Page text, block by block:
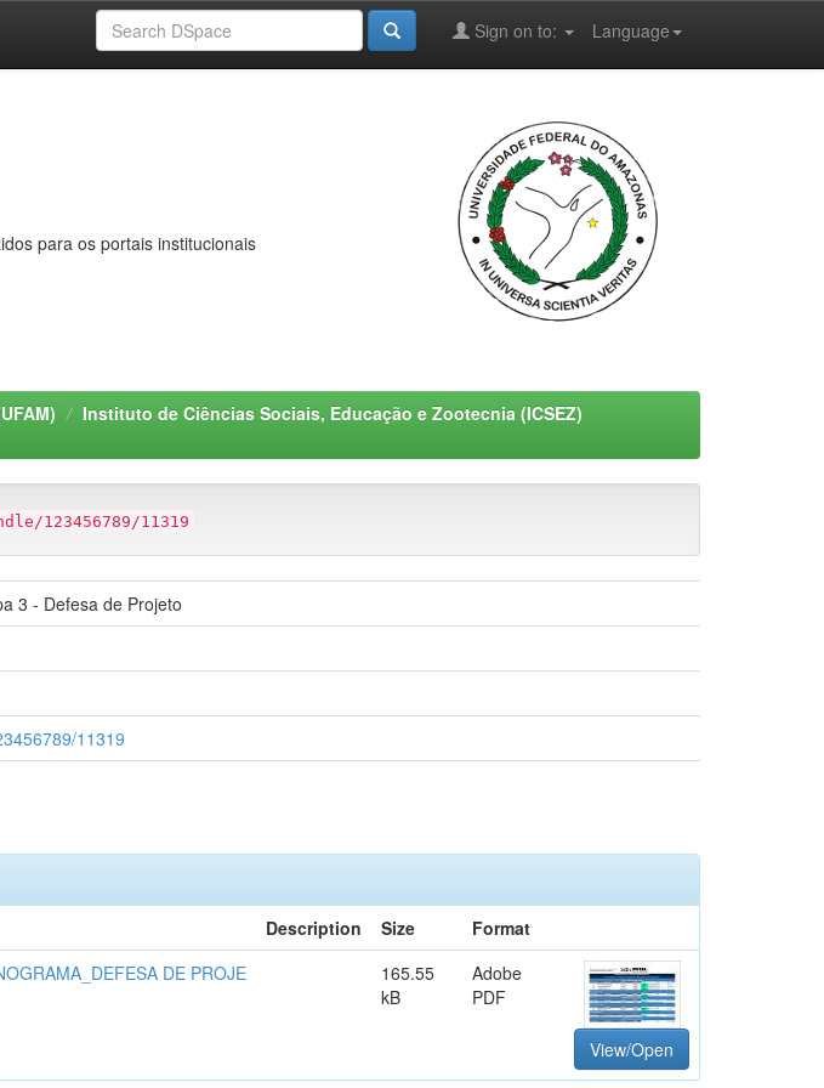
Language
Sign on to:
para os portais institucionais
Instituto de Ciências Sociais, Educação e Zootecnia (ICSEZ)
123456789/11319
3 - Defesa de Projeto
11319
Description Size
Format
DE PROJE
165.55
kB
Adobe
PDF
View/Open